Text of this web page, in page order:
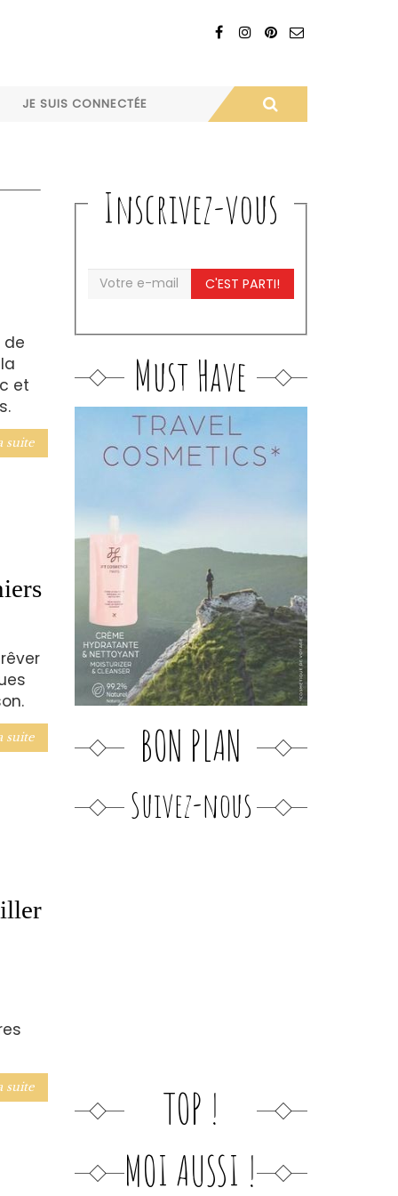
JE SUIS CONNECTÉE
de
et
suite
suite
suite
Inscrivez-vous
C'EST PARTI!
Must Have
BON PLAN
Suivez-nous
TOP !
MOI AUSSI !